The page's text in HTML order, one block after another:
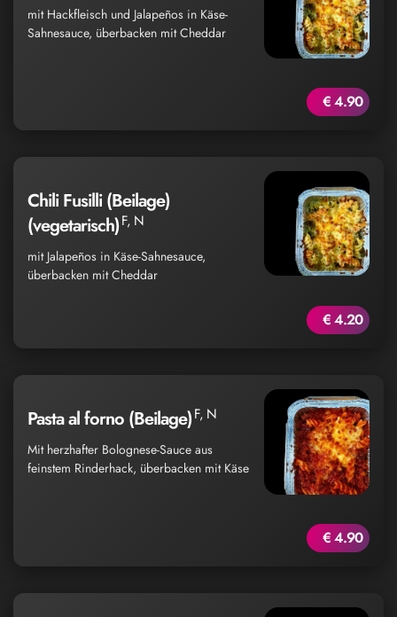
mit Hackfleisch und Jalapeños in Käse-
Sahnesauce, überbacken mit Cheddar
€ 4.90
Chili Fusilli (Beilage)
(vegetarisch)F, N
mit Jalapeños in Käse-Sahnesauce,
überbacken mit Cheddar
€ 4.20
Pasta al forno (Beilage)F, N
Mit herzhafter Bolognese-Sauce aus
feinstem Rinderhack, überbacken mit Käse
€ 4.90